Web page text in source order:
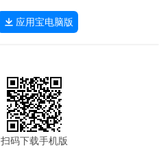
应用宝电脑版
扫码下载手机版